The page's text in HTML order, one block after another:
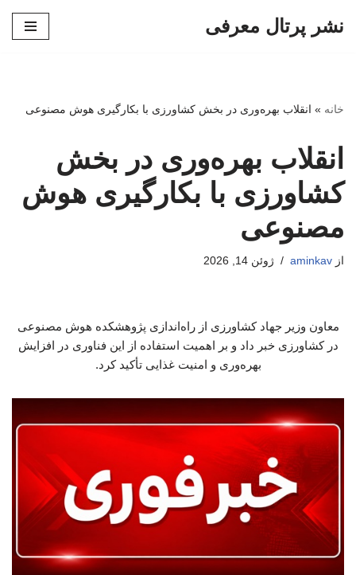
نشر پرتال معرفی
خانه » انقلاب بهره‌وری در بخش کشاورزی با بکارگیری هوش مصنوعی
انقلاب بهره‌وری در بخش
کشاورزی با بکارگیری هوش
مصنوعی
از aminkav ژوئن 14, 2026
معاون وزیر جهاد کشاورزی از راه‌اندازی پژوهشکده هوش مصنوعی
در کشاورزی خبر داد و بر اهمیت استفاده از این فناوری در افزایش
بهره‌وری و امنیت غذایی تأکید کرد.